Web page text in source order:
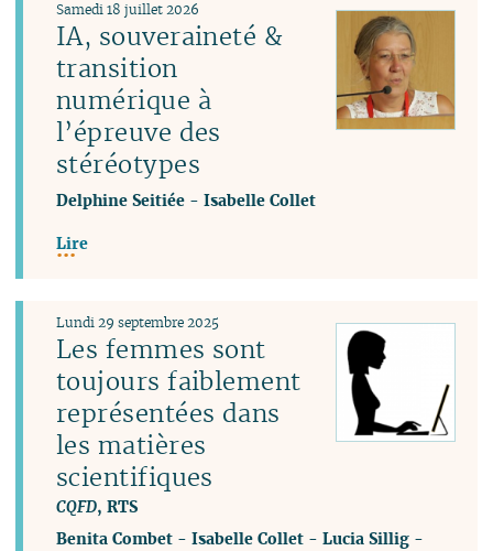
IA, souveraineté &
transition
numérique à
l’épreuve des
stéréotypes
Samedi 18 juillet 2026
Delphine Seitiée -Isabelle Collet
Lire
Les femmes sont
toujours faiblement
représentées dans
les matières
scientifiques
CQFD, RTS
Lundi 29 septembre 2025
Benita Combet -Isabelle Collet -Lucia Sillig -